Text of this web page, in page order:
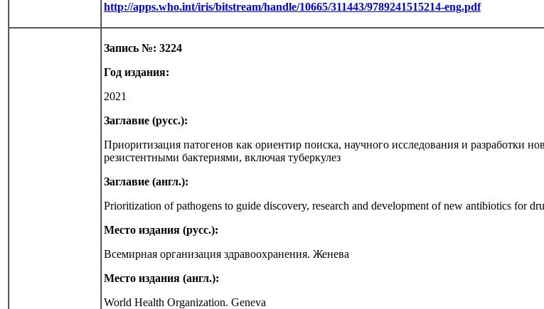
http://apps.who.int/iris/bitstream/handle/10665/311443/9789241515214-eng.pdf
Запись №: 3224
Год издания:
2021
Заглавие (русс.):
Приоритизация патогенов как ориентир поиска, научного исследования и разработки
резистентными бактериями, включая туберкулез
Заглавие (англ.):
Prioritization of pathogens to guide discovery, research and development of new antibiotics for
Место издания (русс.):
Всемирная организация здравоохранения. Женева
Место издания (англ.):
World Health Organization. Geneva